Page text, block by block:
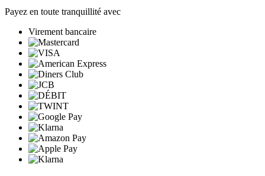
Payez en toute tranquillité avec
Virement bancaire